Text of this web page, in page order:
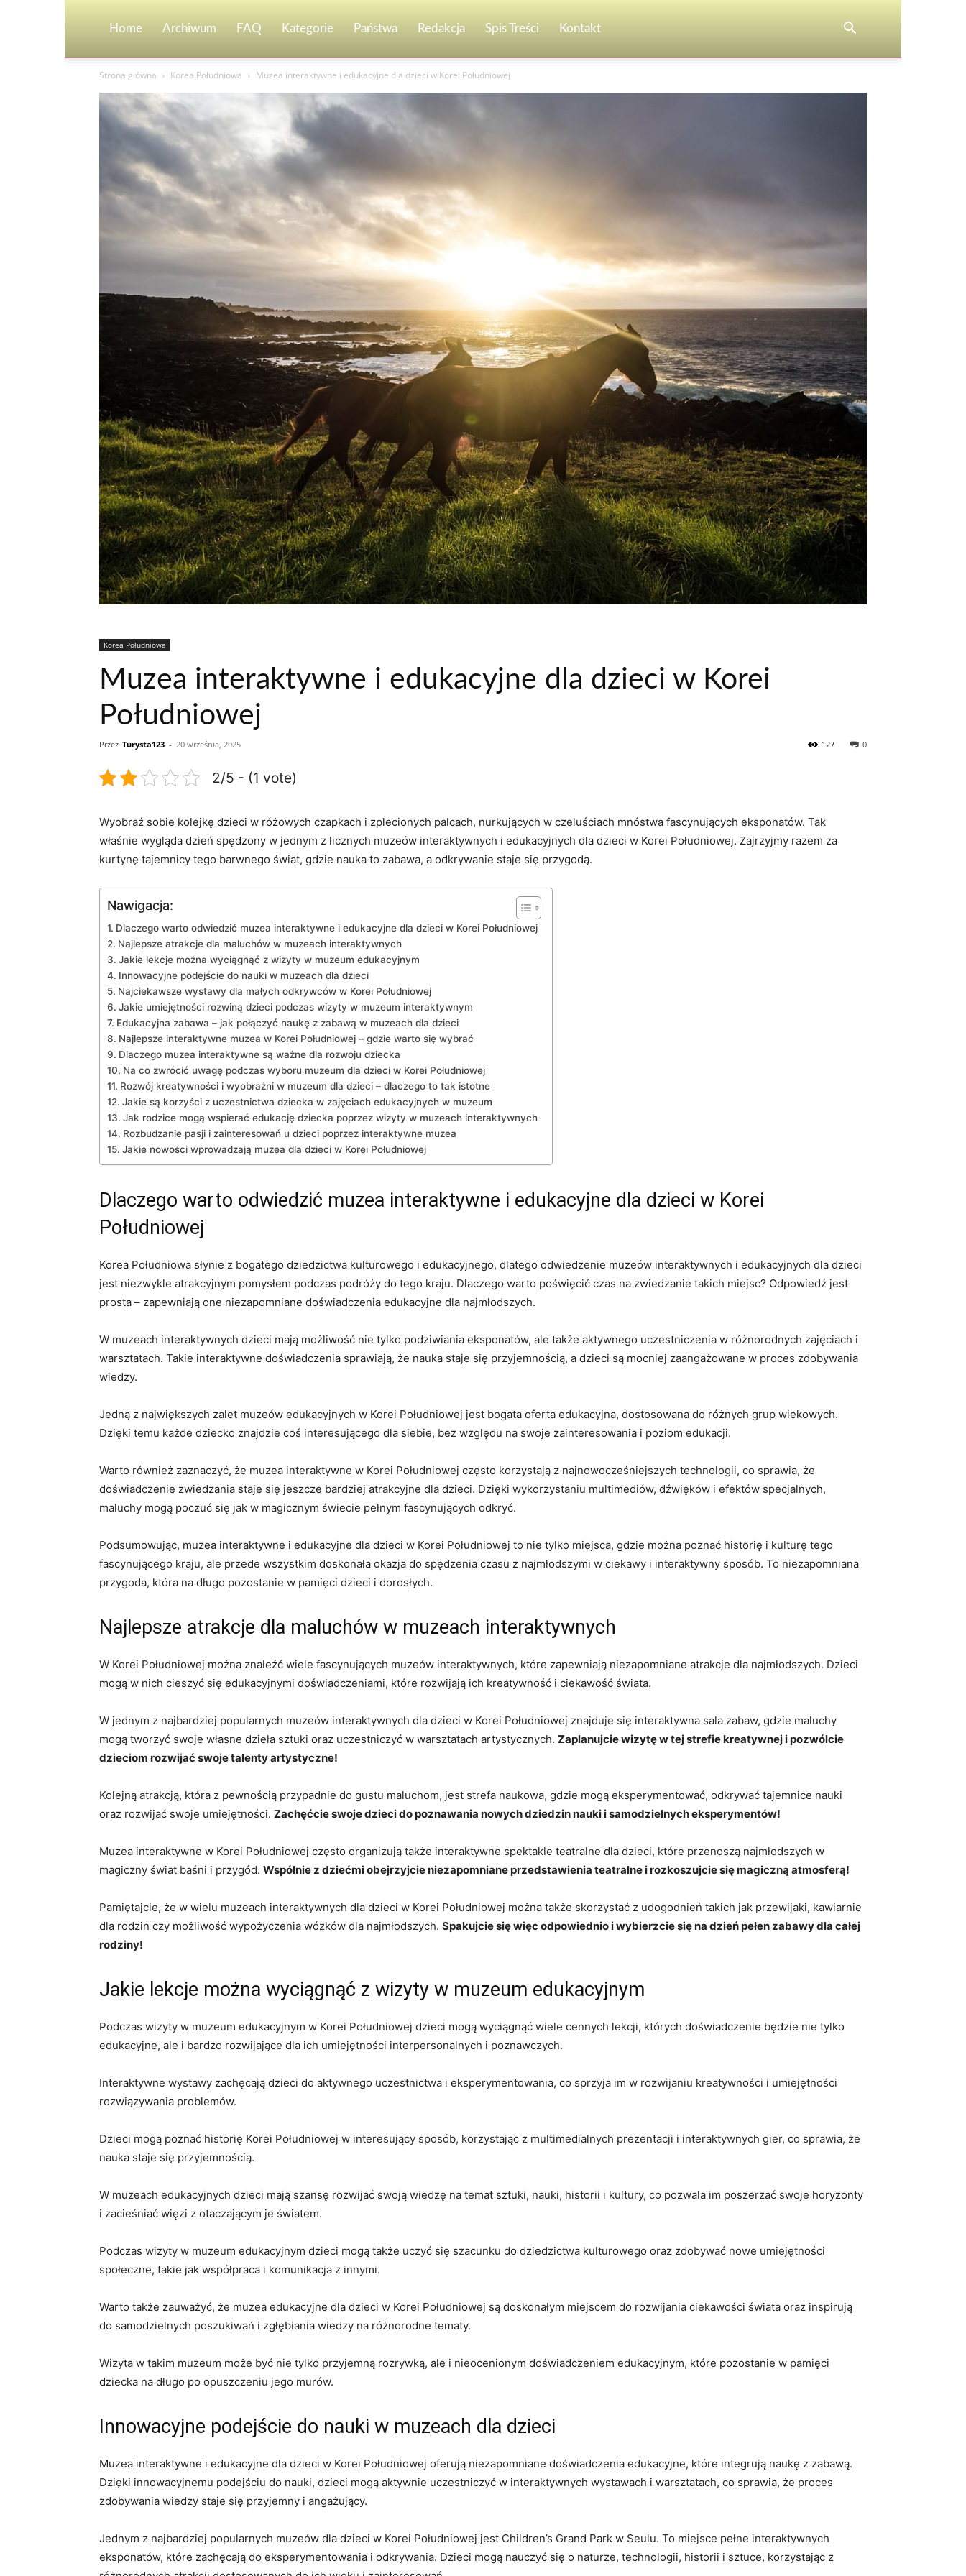
Home Archiwum FAQ Kategorie Państwa Redakcja Spis Treści Kontakt
Strona główna Korea Południowa Muzea interaktywne i edukacyjne dla dzieci w Korei Południowej
Korea Południowa
Muzea interaktywne i edukacyjne dla dzieci w Korei
Południowej
Przez Turysta123 - 20 września, 2025 0
127
2/5 - (1 vote)
Wyobraź sobie kolejkę dzieci w różowych czapkach‌ i zplecionych⁢ palcach, nurkujących w czeluściach mnóstwa‌ fascynujących eksponatów.⁤ Tak
właśnie wygląda dzień⁤ spędzony w⁣ jednym z licznych muzeów interaktywnych‍ i edukacyjnych dla dzieci‌ w Korei Południowej. Zajrzyjmy razem za
kurtynę tajemnicy tego barwnego świat, ​gdzie nauka to ⁢zabawa,‍ a ⁣odkrywanie staje się ​przygodą.
Nawigacja:
Dlaczego warto odwiedzić muzea interaktywne i edukacyjne dla dzieci w Korei ⁢Południowej
Najlepsze atrakcje dla ‍maluchów w muzeach interaktywnych
Jakie ⁢lekcje można ​wyciągnąć z wizyty w ⁢muzeum ⁣edukacyjnym
Innowacyjne podejście do nauki w ⁣muzeach dla dzieci
Najciekawsze wystawy ‍dla małych ‌odkrywców w Korei Południowej
Jakie umiejętności rozwiną dzieci ‌podczas wizyty w muzeum interaktywnym
Edukacyjna zabawa‌ – jak⁤ połączyć ​naukę ‍z zabawą ⁢w muzeach‍ dla dzieci
Najlepsze interaktywne ‌muzea w Korei Południowej – gdzie warto się‍ wybrać
Dlaczego ⁣muzea interaktywne są ważne ‌dla rozwoju dziecka
Na co zwrócić uwagę podczas wyboru⁤ muzeum dla ⁢dzieci w ⁤Korei Południowej
Rozwój kreatywności ⁣i wyobraźni w muzeum ‍dla dzieci – dlaczego ⁤to tak⁤ istotne
Jakie⁤ są ⁢korzyści z uczestnictwa dziecka w zajęciach‌ edukacyjnych w muzeum
Jak ‍rodzice mogą wspierać edukację dziecka poprzez wizyty w⁣ muzeach interaktywnych
Rozbudzanie pasji⁤ i‌ zainteresowań u dzieci ⁢poprzez‍ interaktywne muzea
Jakie ⁣nowości wprowadzają muzea dla dzieci w Korei Południowej
Dlaczego warto odwiedzić muzea interaktywne i edukacyjne dla dzieci w Korei
⁢Południowej
Korea Południowa słynie ⁣z bogatego ​dziedzictwa kulturowego i ⁤edukacyjnego, dlatego ​odwiedzenie muzeów interaktywnych i​ edukacyjnych dla dzieci
jest niezwykle atrakcyjnym ‌pomysłem podczas podróży ⁤do⁣ tego kraju. Dlaczego warto poświęcić czas ‍na zwiedzanie⁤ takich miejsc?⁣ Odpowiedź jest
prosta – zapewniają‌ one ⁢niezapomniane⁢ doświadczenia edukacyjne dla najmłodszych.
W muzeach⁤ interaktywnych dzieci mają możliwość nie⁢ tylko podziwiania eksponatów, ale także aktywnego uczestniczenia w różnorodnych zajęciach⁣ i
warsztatach. Takie interaktywne doświadczenia sprawiają,⁣ że nauka staje się przyjemnością, a ⁣dzieci są ⁣mocniej zaangażowane w proces zdobywania
wiedzy.
Jedną z największych zalet⁢ muzeów ⁢edukacyjnych w ​Korei Południowej jest ‌bogata‍ oferta ⁣edukacyjna, dostosowana ‌do różnych‍ grup wiekowych.
Dzięki temu każde dziecko​ znajdzie coś interesującego⁣ dla siebie, bez względu na​ swoje zainteresowania i poziom⁢ edukacji.
Warto‌ również zaznaczyć, że muzea interaktywne‍ w Korei Południowej często korzystają ⁢z najnowocześniejszych technologii, co ​sprawia, że
doświadczenie zwiedzania staje się jeszcze bardziej atrakcyjne dla dzieci. Dzięki ⁢wykorzystaniu multimediów, dźwięków i efektów⁢ specjalnych,
maluchy ⁢mogą poczuć⁤ się​ jak ⁢w ⁤magicznym świecie pełnym fascynujących ‌odkryć.
Podsumowując, muzea interaktywne i edukacyjne dla dzieci w Korei Południowej to nie tylko⁢ miejsca, gdzie można⁤ poznać ⁢historię i kulturę​ tego
‍fascynującego kraju, ale ‍przede wszystkim doskonała okazja⁣ do ⁤spędzenia czasu ⁢z‍ najmłodszymi ​w ciekawy⁢ i interaktywny sposób.⁢ To ⁣niezapomniana
przygoda, która ‍na długo pozostanie⁢ w pamięci dzieci i‍ dorosłych.
Najlepsze atrakcje dla ‍maluchów w muzeach interaktywnych
W Korei Południowej można znaleźć wiele fascynujących ‍muzeów interaktywnych,‌ które⁢ zapewniają niezapomniane​ atrakcje dla najmłodszych. Dzieci
mogą w ‍nich ⁣cieszyć⁤ się edukacyjnymi doświadczeniami, ​które ‌rozwijają ich kreatywność i ciekawość świata.
W jednym z najbardziej popularnych muzeów⁤ interaktywnych dla dzieci⁣ w Korei ⁢Południowej​ znajduje⁢ się interaktywna sala ​zabaw,⁢ gdzie maluchy
mogą tworzyć swoje ‌własne dzieła sztuki oraz⁣ uczestniczyć w warsztatach artystycznych.⁣ Zaplanujcie ⁢wizytę w tej strefie kreatywnej i pozwólcie
dzieciom rozwijać​ swoje⁣ talenty artystyczne!
Kolejną atrakcją, która z⁣ pewnością ⁤przypadnie do ⁤gustu maluchom, jest strefa naukowa, gdzie mogą⁣ eksperymentować, ​odkrywać​ tajemnice‌ nauki
oraz rozwijać swoje⁢ umiejętności.‍ Zachęćcie swoje dzieci ⁣do poznawania nowych dziedzin nauki i samodzielnych eksperymentów!
Muzea interaktywne w Korei Południowej często⁤ organizują także interaktywne spektakle teatralne dla dzieci,‌ które przenoszą najmłodszych w
magiczny świat baśni i przygód. Wspólnie z​ dziećmi obejrzyjcie niezapomniane przedstawienia teatralne‌ i ⁤rozkoszujcie się​ magiczną ⁤atmosferą!
Pamiętajcie, że w wielu ⁣muzeach interaktywnych dla⁣ dzieci w Korei Południowej ​można także skorzystać z udogodnień takich ‌jak przewijaki, kawiarnie
dla rodzin czy⁢ możliwość ​wypożyczenia ⁣wózków dla ⁤najmłodszych. Spakujcie się więc odpowiednio i wybierzcie się ⁢na dzień pełen zabawy dla całej⁢
rodziny!
Jakie ⁢lekcje można ​wyciągnąć z wizyty w ⁢muzeum ⁣edukacyjnym
Podczas wizyty w ⁤muzeum edukacyjnym w Korei Południowej ⁣dzieci mogą wyciągnąć ⁢wiele⁢ cennych ‍lekcji, których doświadczenie ​będzie nie tylko‍
edukacyjne, ale i bardzo rozwijające dla ‍ich⁤ umiejętności⁤ interpersonalnych i poznawczych.
Interaktywne wystawy zachęcają ⁣dzieci‌ do⁢ aktywnego uczestnictwa i eksperymentowania, co⁢ sprzyja ‍im ​w​ rozwijaniu kreatywności i ⁣umiejętności
rozwiązywania‌ problemów.
Dzieci mogą poznać ‍historię Korei Południowej w interesujący sposób, korzystając‍ z multimedialnych prezentacji‍ i⁤ interaktywnych gier, co ‌sprawia, ‌że
nauka staje się przyjemnością.
W muzeach ‌edukacyjnych dzieci mają szansę ⁢rozwijać ⁢swoją wiedzę na temat sztuki,‍ nauki, historii i kultury, co pozwala im poszerzać⁣ swoje⁤ horyzonty
i zacieśniać więzi z otaczającym je⁢ światem.
Podczas ⁤wizyty w muzeum edukacyjnym dzieci mogą także uczyć się szacunku do⁢ dziedzictwa⁢ kulturowego oraz zdobywać nowe umiejętności
społeczne, takie jak​ współpraca i⁣ komunikacja z innymi.
Warto także zauważyć, że‍ muzea edukacyjne ⁢dla dzieci ‍w Korei Południowej są​ doskonałym ⁣miejscem do rozwijania​ ciekawości świata oraz inspirują
⁤do samodzielnych poszukiwań i ‍zgłębiania wiedzy na różnorodne tematy.
Wizyta w takim muzeum może ‍być nie tylko ‍przyjemną rozrywką, ale i ⁣nieocenionym doświadczeniem edukacyjnym,‌ które pozostanie w pamięci⁣
dziecka na długo po⁢ opuszczeniu ⁢jego murów.
Innowacyjne podejście do nauki w ⁣muzeach dla dzieci
Muzea interaktywne i edukacyjne dla ⁢dzieci ​w Korei⁤ Południowej oferują niezapomniane doświadczenia⁢ edukacyjne, które integrują naukę z ⁢zabawą.
Dzięki ⁣innowacyjnemu⁣ podejściu ‍do ⁣nauki, dzieci mogą aktywnie ‌uczestniczyć ⁢w‍ interaktywnych wystawach i⁢ warsztatach, co sprawia,⁢ że proces
zdobywania⁢ wiedzy staje się przyjemny​ i angażujący.
Jednym z najbardziej‍ popularnych muzeów‌ dla ​dzieci w Korei​ Południowej ​jest‌ Children’s Grand Park w​ Seulu. To miejsce‌ pełne interaktywnych
eksponatów, które⁤ zachęcają do ​eksperymentowania ‌i odkrywania. Dzieci mogą nauczyć się o naturze,⁢ technologii, ⁣historii i ⁤sztuce, korzystając z